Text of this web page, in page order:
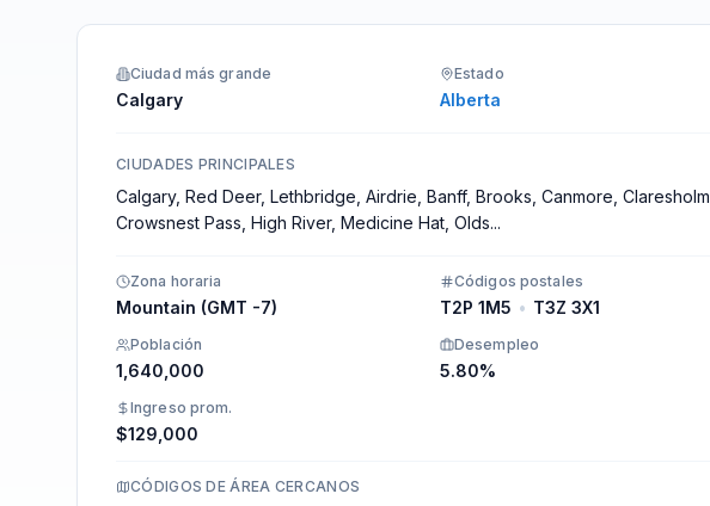
Ciudad más grande
Calgary
Estado
Alberta
CIUDADES PRINCIPALES
Calgary, Red Deer, Lethbridge, Airdrie, Banff, Brooks, Canmore, Claresholm,
Crowsnest Pass, High River, Medicine Hat, Olds...
Zona horaria
Mountain (GMT -7)
Códigos postales
T2P 1M5 • T3Z 3X1
Población
1,640,000
Desempleo
5.80%
Ingreso prom.
$129,000
CÓDIGOS DE ÁREA CERCANOS